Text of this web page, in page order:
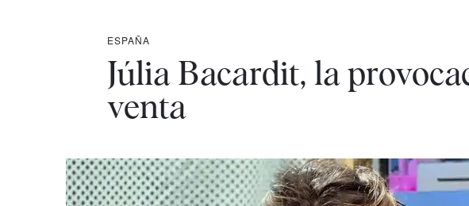
ESPAÑA
Júlia Bacardit, la
venta